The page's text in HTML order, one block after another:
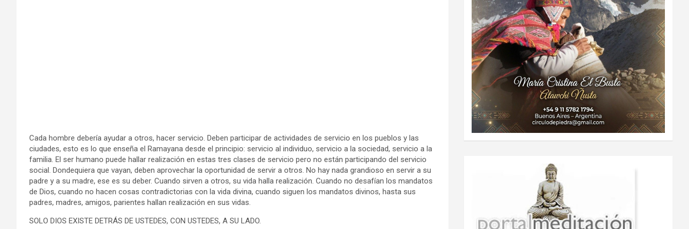
Cada hombre debería ayudar a otros, hacer servicio. Deben participar de actividades de servicio en los pueblos y las
ciudades, esto es lo que enseña el Ramayana desde el principio: servicio al individuo, servicio a la sociedad, servicio a la
familia. El ser humano puede hallar realización en estas tres clases de servicio pero no están participando del servicio
social. Dondequiera que vayan, deben aprovechar la oportunidad de servir a otros. No hay nada grandioso en servir a su
padre y a su madre, ese es su deber. Cuando sirven a otros, su vida halla realización. Cuando no desafían los mandatos
de Dios, cuando no hacen cosas contradictorias con la vida divina, cuando siguen los mandatos divinos, hasta sus
padres, madres, amigos, parientes hallan realización en sus vidas.
SOLO DIOS EXISTE DETRÁS DE USTEDES, CON USTEDES, A SU LADO.